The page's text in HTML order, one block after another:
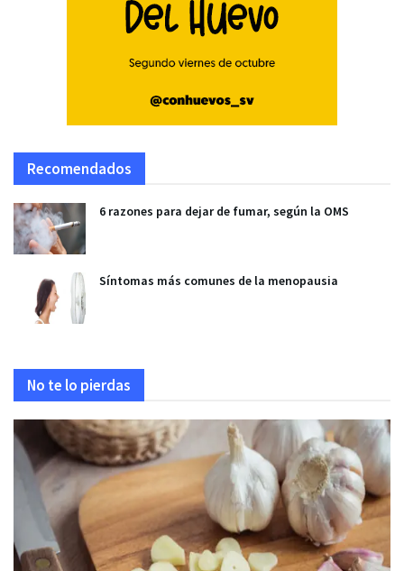
Recomendados
6 razones para dejar de fumar, según la OMS
Síntomas más comunes de la menopausia
No te lo pierdas